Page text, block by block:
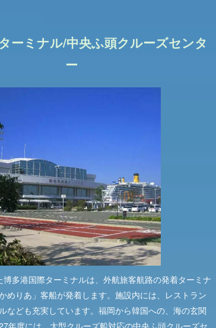
ーミナル/中央ふ頭クルーズセンタ
ー
多港国際ターミナルは、外航旅客航路の発着ターミナ
めりあ」客船が発着します。施設内には、レストラン
なども充実しています。福岡から韓国への、海の玄関
年度には、大型クルーズ船対応の中央ふ頭クルーズセ